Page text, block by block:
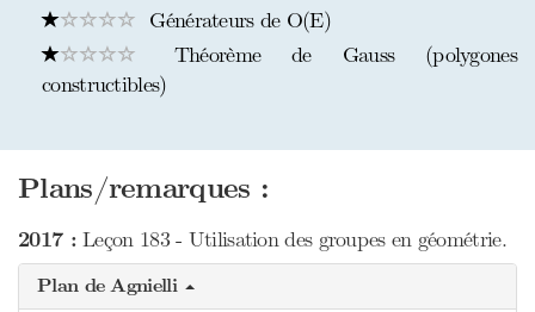
Générateurs de O(E)
Théorème de Gauss (polygones
constructibles)
Plans/remarques :
2017 :Leçon 183 - Utilisation des groupes en géométrie.
Plan de Agnielli